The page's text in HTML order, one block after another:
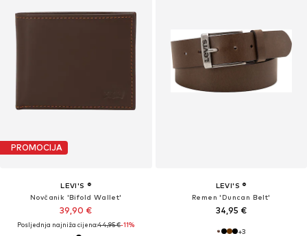
PROMOCIJA
LEVI'S ®
Novčanik 'Bifold Wallet'
39,90 €
Posljednja najniža cijena:44,95 €-11%
LEVI'S ®
Remen 'Duncan Belt'
34,95 €
+3